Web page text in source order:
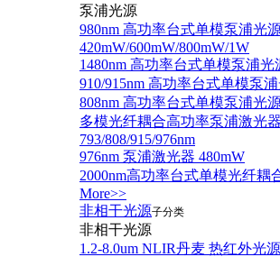
泵浦光源
980nm 高功率台式单模泵浦光
420mW/600mW/800mW/1W
1480nm 高功率台式单模泵浦光
910/915nm 高功率台式单模泵
808nm 高功率台式单模泵浦光
多模光纤耦合高功率泵浦激光器
793/808/915/976nm
976nm 泵浦激光器 480mW
2000nm高功率台式单模光纤耦
More>>
非相干光源子分类
非相干光源
1.2-8.0um NLIR丹麦 热红外光源